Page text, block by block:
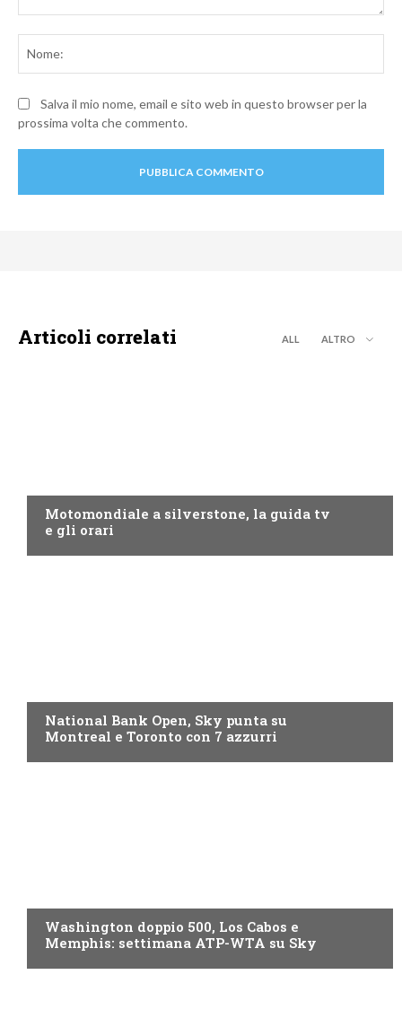
Salva il mio nome, email e sito web in questo browser per la
prossima volta che commento.
Articoli correlati ALL ALTRO
Motomondiale a silverstone, la guida tv
e gli orari
National Bank Open, Sky punta su
Montreal e Toronto con 7 azzurri
Washington doppio 500, Los Cabos e
Memphis: settimana ATP-WTA su Sky